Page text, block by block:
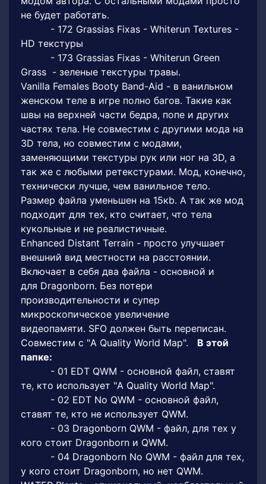
не будет работать.
- 172 Grassias Fixas - Whiterun Textures -
HD текстуры
- 173 Grassias Fixas - Whiterun Green
Grass - зеленые текстуры травы.
Vanilla Females Booty Band-Aid - в ванильном
женском теле в игре полно багов. Такие как
швы на верхней части бедра, попе и других
частях тела. Не совместим с другими мода на
3D тела, но совместим с модами,
заменяющими текстуры рук или ног на 3D, а
так же с любыми ретекстурами. Мод, конечно,
технически лучше, чем ванильное тело.
Размер файла уменьшен на 15кb. А так же мод
подходит для тех, кто считает, что тела
кукольные и не реалистичные.
Enhanced Distant Terrain - просто улучшает
внешний вид местности на расстоянии.
Включает в себя два файла - основной и
для Dragonborn. Без потери
производительности и супер
микроскопическое увеличение
видеопамяти. SFO должен быть переписан.
Совместим с "A Quality World Map". В этой
папке:
- 01 EDT QWM - основной файл, ставят
те, кто использует "A Quality World Map".
- 02 EDT No QWM - основной файл,
ставят те, кто не использует QWM.
- 03 Dragonborn QWM - файл, для тех у
кого стоит Dragonborn и QWM.
- 04 Dragonborn No QWM - файл для тех,
у кого стоит Dragonborn, но нет QWM.